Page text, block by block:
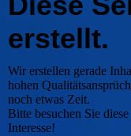
erstellt.
Wir erstellen gerade
hohen
noch etwas Zeit.
Bitte besuchen Sie
Interesse!